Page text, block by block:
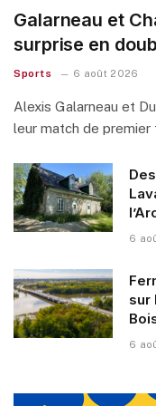
Galarneau et
surprise en
Sports 6 août 2026
Alexis Galarneau et
leur match de
6
sur
6